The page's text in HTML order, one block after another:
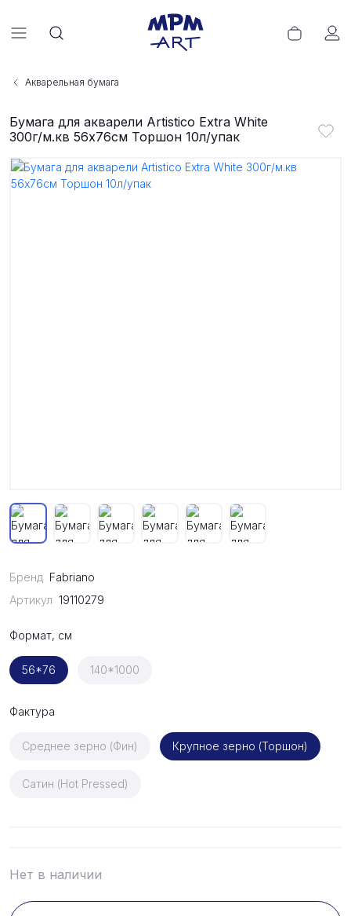
Акварельная бумага
Бумага для акварели Artistico Extra White
300г/м.кв 56x76см Торшон 10л/упак
Бренд Fabriano
Артикул 19110279
Формат, см
56*76 140*1000
Фактура
Среднее зерно (Фин) Крупное зерно (Торшон)
Сатин (Hot Pressed)
Нет в наличии